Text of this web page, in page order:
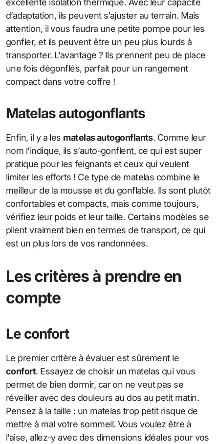
excellente isolation thermique. Avec leur capacité
d’adaptation, ils peuvent s’ajuster au terrain. Mais
attention, il vous faudra une petite pompe pour les
gonfler, et ils peuvent être un peu plus lourds à
transporter. L’avantage ? Ils prennent peu de place
une fois dégonflés, parfait pour un rangement
compact dans votre coffre !
Matelas autogonflants
Enfin, il y a les matelas autogonflants. Comme leur
nom l’indique, ils s’auto-gonflent, ce qui est super
pratique pour les feignants et ceux qui veulent
limiter les efforts ! Ce type de matelas combine le
meilleur de la mousse et du gonflable. Ils sont plutôt
confortables et compacts, mais comme toujours,
vérifiez leur poids et leur taille. Certains modèles se
plient vraiment bien en termes de transport, ce qui
est un plus lors de vos randonnées.
Les critères à prendre en
compte
Le confort
Le premier critère à évaluer est sûrement le
confort. Essayez de choisir un matelas qui vous
permet de bien dormir, car on ne veut pas se
réveiller avec des douleurs au dos au petit matin.
Pensez à la taille : un matelas trop petit risque de
mettre à mal votre sommeil. Vous voulez être à
l’aise, allez-y avec des dimensions idéales pour vos